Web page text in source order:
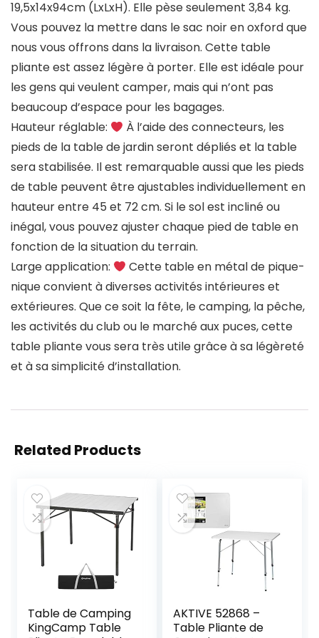
19,5x14x94cm (LxLxH). Elle pèse seulement 3,84 kg.
Vous pouvez la mettre dans le sac noir en oxford que
nous vous offrons dans la livraison. Cette table
pliante est assez légère à porter. Elle est idéale pour
les gens qui veulent camper, mais qui n’ont pas
beaucoup d’espace pour les bagages.
Hauteur réglable:
À l’aide des connecteurs, les
pieds de la table de jardin seront dépliés et la table
sera stabilisée. Il est remarquable aussi que les pieds
de table peuvent être ajustables individuellement en
hauteur entre 45 et 72 cm. Si le sol est incliné ou
inégal, vous pouvez ajuster chaque pied de table en
fonction de la situation du terrain.
Large application:
Cette table en métal de pique-
nique convient à diverses activités intérieures et
extérieures. Que ce soit la fête, le camping, la pêche,
les activités du club ou le marché aux puces, cette
table pliante vous sera très utile grâce à sa légèreté
et à sa simplicité d’installation.
Related Products
Table de Camping
KingCamp Table
AKTIVE 52868 –
Table Pliante de